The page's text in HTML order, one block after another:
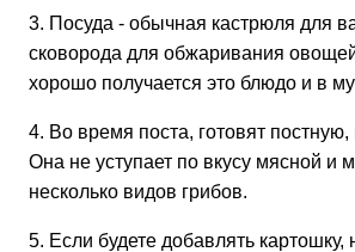
3. Посуда - обычная кастрюля для
сковорода для обжаривания
хорошо получается это блюдо и в
4. Во время поста, готовят постную,
Она не уступает по вкусу мясной и
несколько видов грибов.
5. Если будете добавлять картошку,